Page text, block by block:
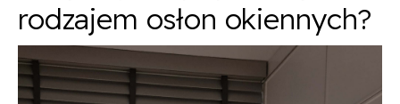
rodzajem osłon okiennych?